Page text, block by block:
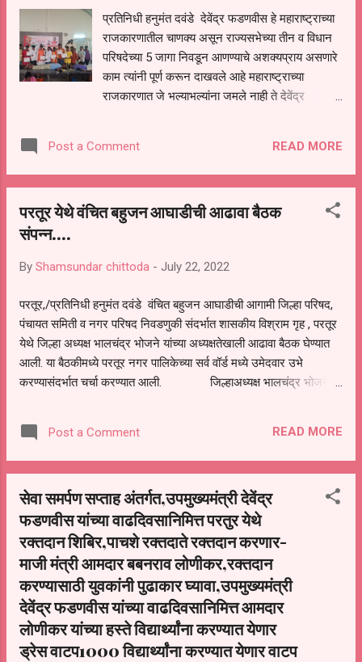
प्रतिनिधी हनुमंत दवंडे देवेंद्र फडणवीस हे महाराष्ट्राच्या
राजकारणातील चाणक्य असून राज्यसभेच्या तीन व विधान
परिषदेच्या 5 जागा निवडून आणण्याचे अशक्यप्राय असणारे
काम त्यांनी पूर्ण करून दाखवले आहे महाराष्ट्राच्या
राजकारणात जे भल्याभल्यांना जमले नाही ते देवेंद्र
लाभलेले अलौकिक नेतृत्व असून त्यांच्या नेतृत्वाखाली
महाराष्ट्र राज्याने विकास कामामध्ये कात टाकली असून
पंचवार्षिक मध्ये मुख्यमंत्री पदाचा कार्यकाळात
मंत्री आमदार बबनराव लोणीकर यांनी केले मागील
राज्याला विकासाच्या पथावर घेऊन जात असताना
देवेंद्रजींनी राज्याच्या विकासासाठी अनेक योजना अमलात
आणल्या त्यामध्ये प्रामुख्याने शेतकऱ्यांच्या हिताच्या
योजनांबरोबरच सर्वसामान्य दिलासा देणाऱ्या योजन...
Post a Comment READ MORE
परतूर येथे वंचित बहुजन आघाडीची आढावा बैठक
संपन्न....
By Shamsundar chittoda - July 22, 2022
परतूर,/प्रतिनिधी हनुमंत दवंडे वंचित बहुजन आघाडीची आगामी जिल्हा परिषद,
पंचायत समिती व नगर परिषद निवडणुकी संदर्भात शासकीय विश्राम गृह , परतूर
येथे जिल्हा अध्यक्ष भालचंद्र भोजने यांच्या अध्यक्षतेखाली आढावा बैठक घेण्यात
आली. या बैठकीमध्ये परतूर नगर पालिकेच्या सर्व वॉर्ड मध्ये उमेदवार उभे
करण्यासंदर्भात चर्चा करण्यात आली. जिल्हाअध्यक्ष भालचंद्र भोजने
रेशकार्ड मिळत नसल्याचा प्रश्न उपस्थित होताच लवकरच तहसील कार्यालयावर
मोर्चा काढणार असल्याचे सांगण्यात आले . या वेळी वंचित बहुजन आघाडीचे नेते
चोखाजी सौदर्य, जालना जिल्हा उपाध्यक्ष रोहन वाघमारे, डॉ किशोर
जिल्हा अध्यक्ष गौतम खंडागळे,मंठा तालुका अध्यक्ष सुभाष जाधव,सुरेश काळे शहर
अध्यक्ष राहुल नाटकर, उपाध्यक्ष बाळू कदम , संघटक प्रदीप साळवे, महासचिव
रामा कोयते, सचिव दीपक कचरू हिवाळे, सहसंघटक प्रशांत वाकळे,सल्लागार
अशोक ठोके, परतुर तालुका अध्यक्ष ...
Post a Comment READ MORE
सेवा समर्पण सप्ताह अंतर्गत,उपमुख्यमंत्री देवेंद्र
फडणवीस यांच्या वाढदिवसानिमित्त परतुर येथे
रक्तदान शिबिर,पाचशे रक्तदाते रक्तदान करणार-
माजी मंत्री आमदार बबनराव लोणीकर,रक्तदान
करण्यासाठी युवकांनी पुढाकार घ्यावा,उपमुख्यमंत्री
देवेंद्र फडणवीस यांच्या वाढदिवसानिमित्त आमदार
लोणीकर यांच्या हस्ते विद्यार्थ्यांना करण्यात येणार
ड्रेस वाटप1000 विद्यार्थ्यांना करण्यात येणार वाटप